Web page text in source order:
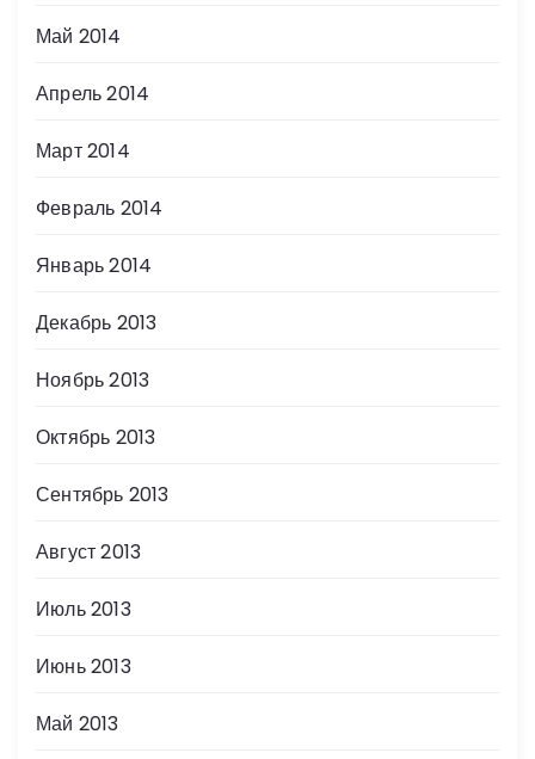
Май 2014
Апрель 2014
Март 2014
Февраль 2014
Январь 2014
Декабрь 2013
Ноябрь 2013
Октябрь 2013
Сентябрь 2013
Август 2013
Июль 2013
Июнь 2013
Май 2013